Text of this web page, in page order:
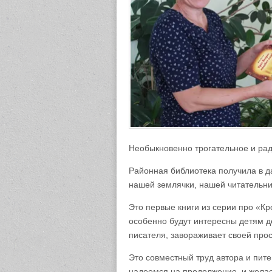
Необыкновенно трогательное и
Районная библиотека получила в
нашей землячки, нашей
Это первые книги из серии про
особенно будут интересны детям
писателя, завораживает своей
Это совместный труд автора и